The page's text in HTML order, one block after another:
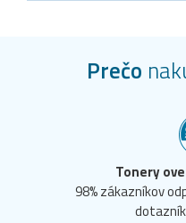
Prečo
Tonery
98% zákazníkov